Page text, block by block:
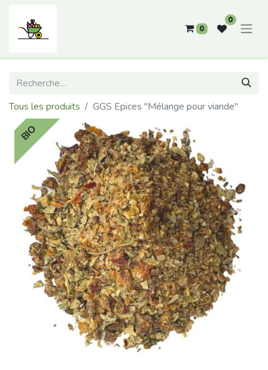
0
0
Tous les produits GGS Epices "Mélange pour viande"
BIO